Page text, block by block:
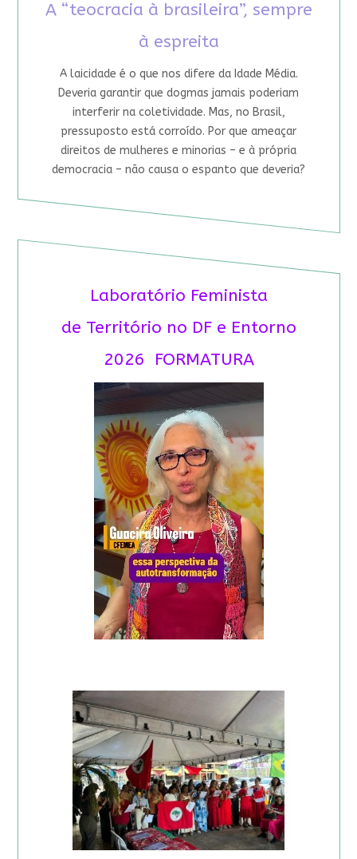
A “teocracia à brasileira”, sempre
à espreita
A laicidade é o que nos difere da Idade Média.
Deveria garantir que dogmas jamais poderiam
interferir na coletividade. Mas, no Brasil,
pressuposto está corroído. Por que ameaçar
direitos de mulheres e minorias – e à própria
democracia – não causa o espanto que deveria?
Laboratório Feminista
de Território no DF e Entorno
2026 FORMATURA